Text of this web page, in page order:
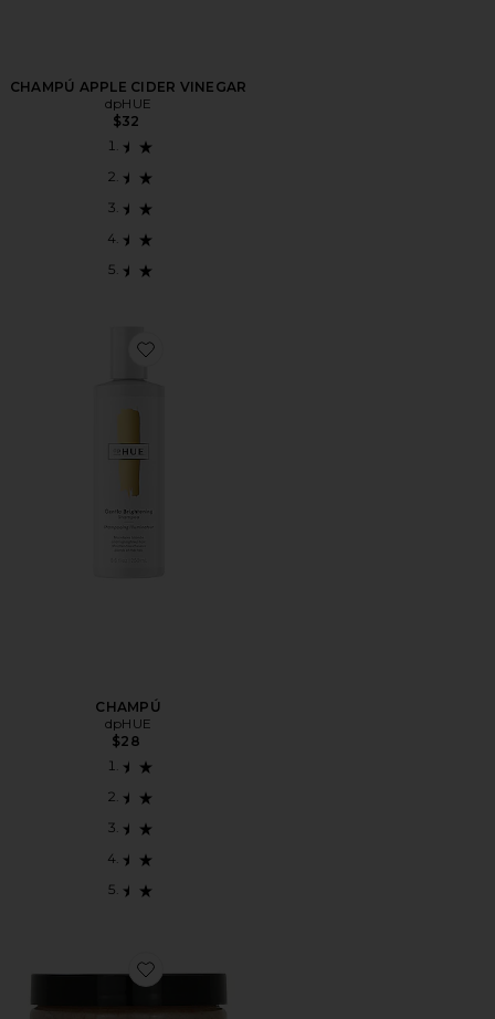
CHAMPÚ APPLE CIDER VINEGAR
dpHUE
$32
Favorite CHAMPÚ
CHAMPÚ
dpHUE
$28
Favorite EXFOLIANTE DEL CUERO CABELLUDO